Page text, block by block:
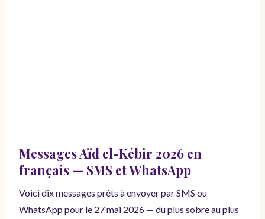
Messages Aïd el-Kébir 2026 en
français — SMS et WhatsApp
Voici dix messages prêts à envoyer par SMS ou
WhatsApp pour le 27 mai 2026 — du plus sobre au plus